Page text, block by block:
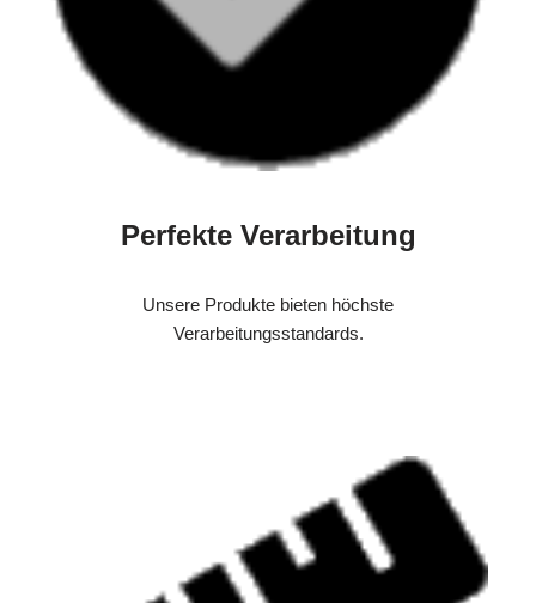
Perfekte Verarbeitung
Unsere Produkte bieten höchste
Verarbeitungsstandards.